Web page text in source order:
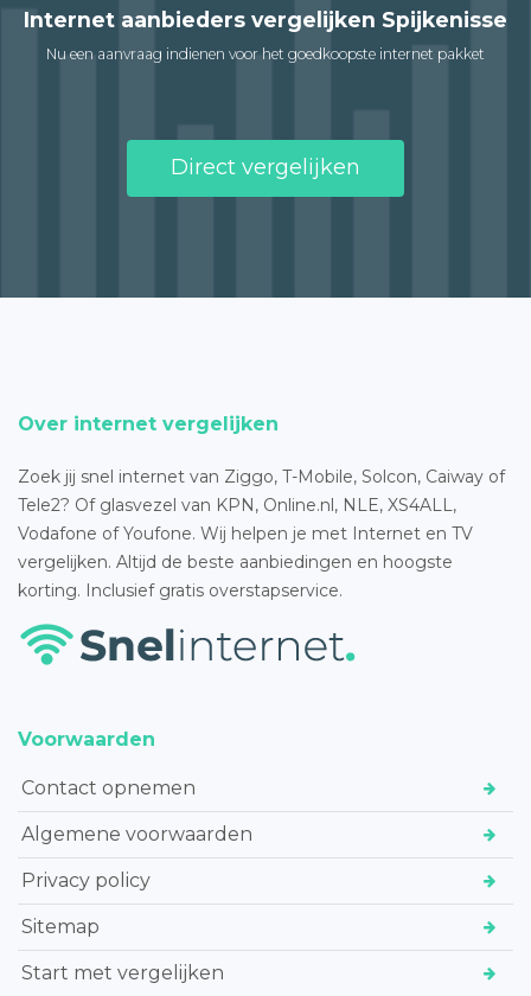
Internet aanbieders vergelijken Spijkenisse
Nu een aanvraag indienen voor het goedkoopste internet pakket
Direct vergelijken
Over internet vergelijken
Zoek jij snel internet van Ziggo, T-Mobile, Solcon, Caiway of
Tele2? Of glasvezel van KPN, Online.nl, NLE, XS4ALL,
Vodafone of Youfone. Wij helpen je met Internet en TV
vergelijken. Altijd de beste aanbiedingen en hoogste
korting. Inclusief gratis overstapservice.
Voorwaarden
Contact opnemen
Algemene voorwaarden
Privacy policy
Sitemap
Start met vergelijken